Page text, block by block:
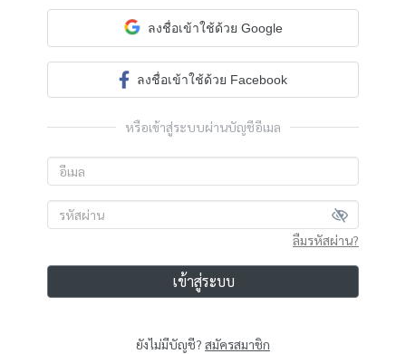
ลงชื่อเข้าใช้ด้วย Google
ลงชื่อเข้าใช้ด้วย Facebook
หรือเข้าสู่ระบบผ่านบัญชีอีเมล
ลืมรหัสผ่าน?
เข้าสู่ระบบ
ยังไม่มีบัญชี? สมัครสมาชิก